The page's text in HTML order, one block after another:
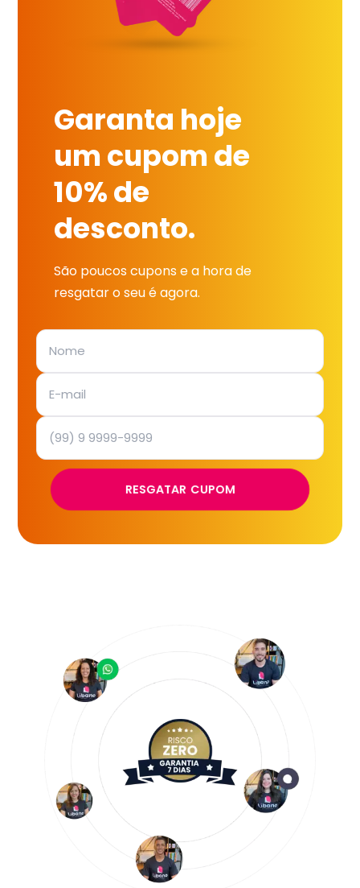
Garanta hoje
um cupom de
10% de
desconto.
São poucos cupons e a hora de
resgatar o seu é agora.
RESGATAR CUPOM